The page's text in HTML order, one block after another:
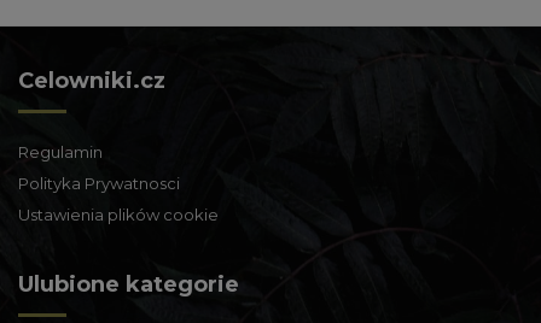
Celowniki.cz
Regulamin
Polityka Prywatnosci
Ustawienia plików cookie
Ulubione kategorie